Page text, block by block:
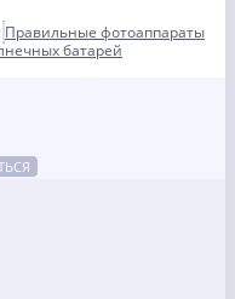
Правильные фотоаппараты
батарей